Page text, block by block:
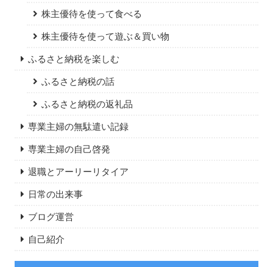
株主優待を使って食べる
株主優待を使って遊ぶ＆買い物
ふるさと納税を楽しむ
ふるさと納税の話
ふるさと納税の返礼品
専業主婦の無駄遣い記録
専業主婦の自己啓発
退職とアーリーリタイア
日常の出来事
ブログ運営
自己紹介